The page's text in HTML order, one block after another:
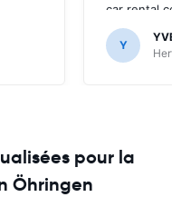
car rental
Y
pour la
Öhringen